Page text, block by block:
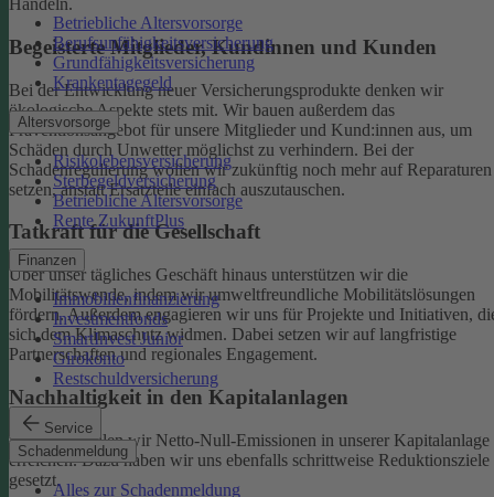
Betriebliche Altersvorsorge
Berufsunfähigkeitsversicherung
Grundfähigkeitsversicherung
Krankentagegeld
Altersvorsorge
Risikolebensversicherung
Sterbegeldversicherung
Betriebliche Altersvorsorge
Rente ZukunftPlus
Finanzen
Immobilienfinanzierung
Investmentfonds
SmartInvest Junior
Girokonto
Restschuldversicherung
Service
Schadenmeldung
Alles zur Schadenmeldung
Handeln.
Begeisterte Mitglieder, Kundinnen und Kunden
Bei der Entwicklung neuer Versicherungsprodukte denken wir
ökologische Aspekte stets mit. Wir bauen außerdem das
Präventionsangebot für unsere Mitglieder und Kund:innen aus, um
Schäden durch Unwetter möglichst zu verhindern. Bei der
Schadenregulierung wollen wir zukünftig noch mehr auf Reparaturen
setzen, anstatt Ersatzteile einfach auszutauschen.
Tatkraft für die Gesellschaft
Über unser tägliches Geschäft hinaus unterstützen wir die
Mobilitätswende, indem wir umweltfreundliche Mobilitätslösungen
fördern. Außerdem engagieren wir uns für Projekte und Initiativen,
sich dem Klimaschutz widmen. Dabei setzen wir auf langfristige
Partnerschaften und regionales Engagement.
Nachhaltigkeit in den Kapitalanlagen
Bis 2050 wollen wir Netto-Null-Emissionen in unserer Kapitalanlage
erreichen. Dazu haben wir uns ebenfalls schrittweise Reduktionsziele
gesetzt.